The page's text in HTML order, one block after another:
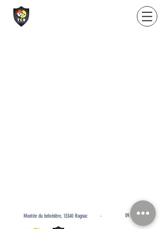
Montée du belvédère, 13340 Rognac - 09.71.57.14.94